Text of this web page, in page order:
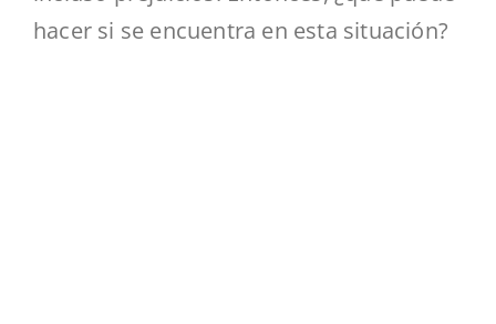
hacer si se encuentra en esta situación?